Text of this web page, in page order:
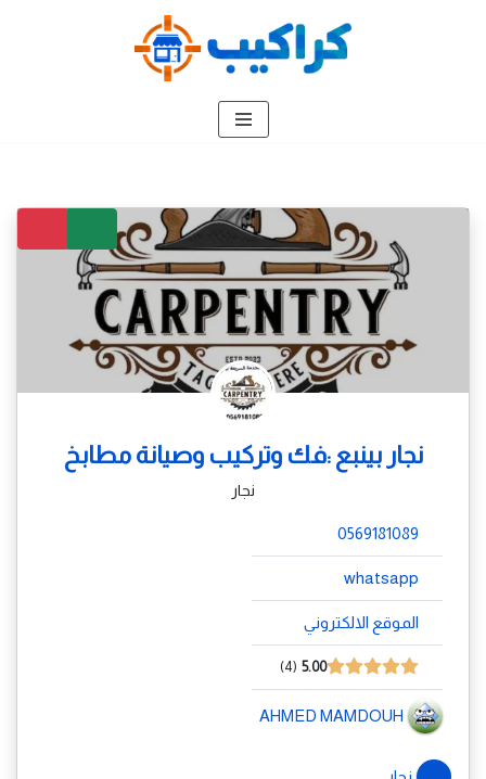
نجار بينبع :فك وتركيب وصيانة مطابخ
نجار
0569181089
whatsapp
الموقع الالكتروني
5.00
4
AHMED MAMDOUH